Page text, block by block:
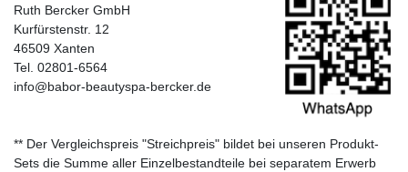
Ruth Bercker GmbH
Kurfürstenstr. 12
46509 Xanten
Tel. 02801-6564
info@babor-beautyspa-bercker.de
** Der Vergleichspreis "Streichpreis" bildet bei unseren Produkt-
Sets die Summe aller Einzelbestandteile bei separatem Erwerb